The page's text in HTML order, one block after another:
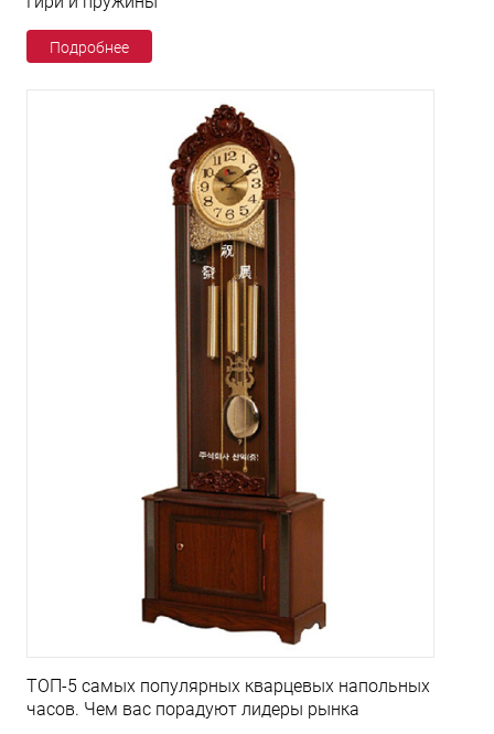
Подробнее
ТОП-5 самых популярных кварцевых напольных
часов. Чем вас порадуют лидеры рынка